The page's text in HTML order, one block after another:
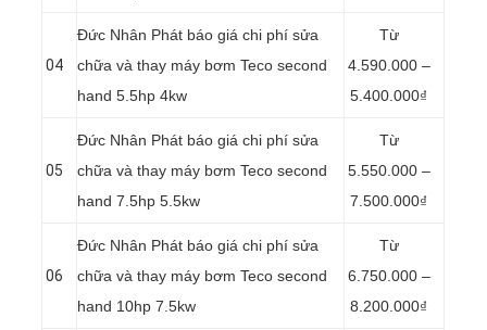
04
Đức Nhân Phát báo giá chi phí sửa
chữa và thay máy bơm Teco second
hand 5.5hp 4kw
Từ
4.590.000 –
5.400.000₫
05
Đức Nhân Phát báo giá chi phí sửa
chữa và thay máy bơm Teco second
hand 7.5hp 5.5kw
Từ
5.550.000 –
7.500.000₫
06
Đức Nhân Phát báo giá chi phí sửa
chữa và thay máy bơm Teco second
hand 10hp 7.5kw
Từ
6.750.000 –
8.200.000₫